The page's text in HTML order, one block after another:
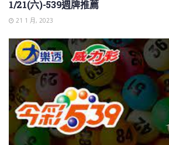
1/21(六)-539週牌推薦
21 1 月, 2023